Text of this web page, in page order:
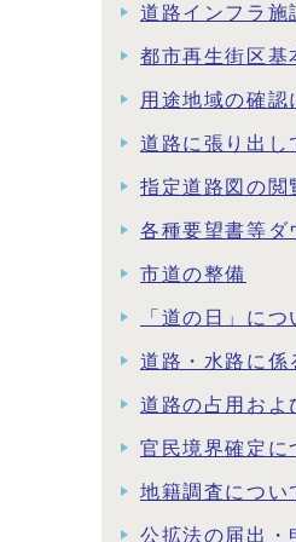
道路インフラ施
都市再生街区基
用途地域の確認
道路に張り出し
指定道路図の閲
各種要望書等ダ
市道の整備
「道の日」につ
道路・水路に係
道路の占用およ
官民境界確定に
地籍調査につい
公拡法の届出・